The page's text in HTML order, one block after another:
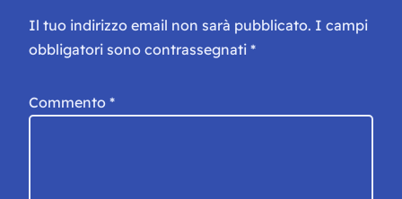
Il tuo indirizzo email non sarà pubblicato. I campi
obbligatori sono contrassegnati *
Commento *